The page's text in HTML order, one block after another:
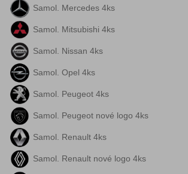
Samol. Mercedes 4ks
Samol. Mitsubishi 4ks
Samol. Nissan 4ks
Samol. Opel 4ks
Samol. Peugeot 4ks
Samol. Peugeot nové logo 4ks
Samol. Renault 4ks
Samol. Renault nové logo 4ks